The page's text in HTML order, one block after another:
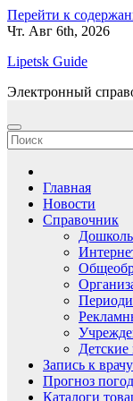
Перейти к
Чт. Авг 6th, 2026
Lipetsk Guide
Электронный
Главная
Новости
Справочник
Запись к врачу
Прогноз
Каталоги